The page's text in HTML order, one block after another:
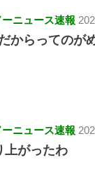
ニュース速報
からってのが
ニュース速報
上がったわ